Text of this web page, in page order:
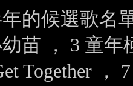
的候選歌名
苗 ， 3 童年
Together ，